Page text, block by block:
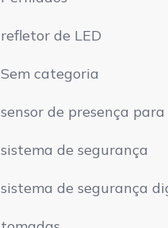
refletor de LED
Sem categoria
sensor de presença
sistema de segurança
sistema de segurança